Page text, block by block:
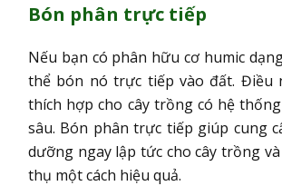
Bón phân trực tiếp
Nếu bạn có phân hữu cơ humic
thể bón nó trực tiếp vào đất. Điều
thích hợp cho cây trồng có hệ
sâu. Bón phân trực tiếp giúp cung
dưỡng ngay lập tức cho cây trồng
thụ một cách hiệu quả.